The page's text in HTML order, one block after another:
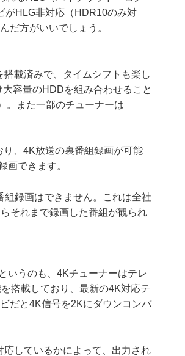
がHLG非対応（HDR10のみ対
だ方がいいでしょう。
載済みで、タイムシフトも楽し
容量のHDDを組み合わせること
。また一部のチューナーは
、4K放送の裏番組録画が可能
画できます。
録画はできません。これは全社
それまで録画した番組が観られ
いうのも、4Kチューナーはテレ
搭載しており、最新の4K対応テ
だと4K信号を2Kにダウンコンバ
しているかによって、出力され